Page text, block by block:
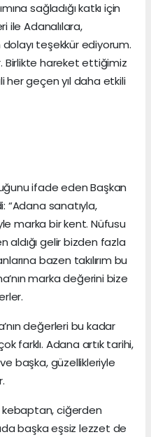
sağladığı katkı için
ile Adanalılara,
teşekkür ediyorum.
Birlikte hareket ettiğimiz
her geçen yıl daha etkili
ifade eden Başkan
“Adana sanatıyla,
marka bir kent. Nüfusu
gelir bizden fazla
bazen takılırım bu
marka değerini bize
değerleri bu kadar
farklı. Adana artık tarihi,
başka, güzellikleriyle
ciğerden
başka eşsiz lezzet de